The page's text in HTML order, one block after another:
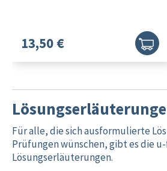
13,50 €
Für alle, die sich ausformulierte
Prüfungen wünschen, gibt es die
Lösungserläuterungen.